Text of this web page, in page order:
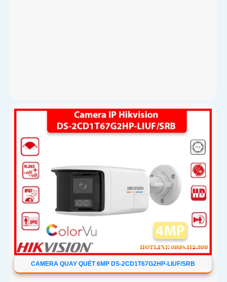
CAMERA QUAY QUÉT 6MP DS-2CD1T67G2HP-LIUF/SRB